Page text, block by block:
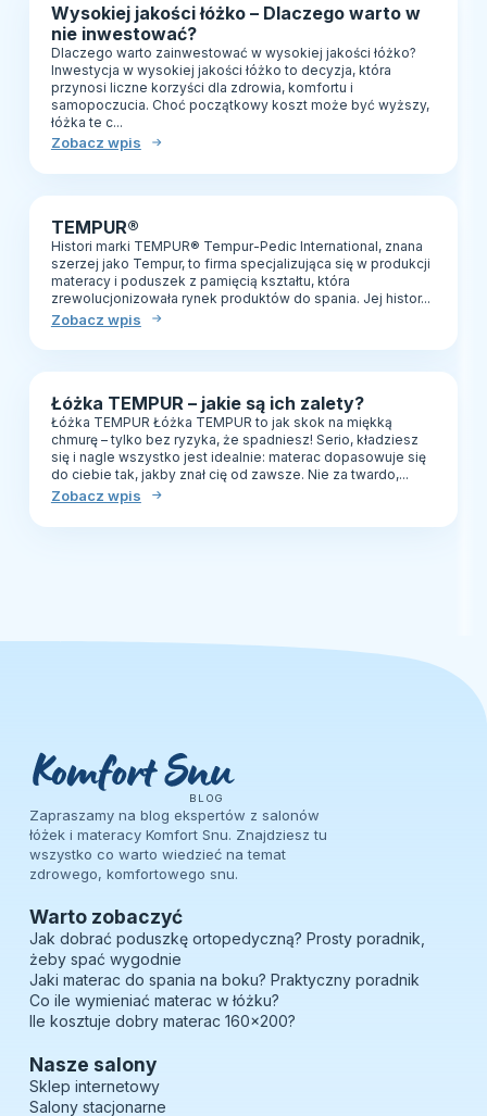
Wysokiej jakości łóżko – Dlaczego warto w
nie inwestować?
Dlaczego warto zainwestować w wysokiej jakości łóżko?
Inwestycja w wysokiej jakości łóżko to decyzja, która
przynosi liczne korzyści dla zdrowia, komfortu i
samopoczucia. Choć początkowy koszt może być wyższy,
łóżka te c...
Zobacz wpis
TEMPUR®
Histori marki TEMPUR® Tempur-Pedic International, znana
szerzej jako Tempur, to firma specjalizująca się w produkcji
materacy i poduszek z pamięcią kształtu, która
zrewolucjonizowała rynek produktów do spania. Jej histor...
Zobacz wpis
Łóżka TEMPUR – jakie są ich zalety?
Łóżka TEMPUR Łóżka TEMPUR to jak skok na miękką
chmurę – tylko bez ryzyka, że spadniesz! Serio, kładziesz
się i nagle wszystko jest idealnie: materac dopasowuje się
do ciebie tak, jakby znał cię od zawsze. Nie za twardo,...
Zobacz wpis
BLOG
Zapraszamy na blog ekspertów z salonów
łóżek i materacy Komfort Snu. Znajdziesz tu
wszystko co warto wiedzieć na temat
zdrowego, komfortowego snu.
Warto zobaczyć
Jak dobrać poduszkę ortopedyczną? Prosty poradnik,
żeby spać wygodnie
Jaki materac do spania na boku? Praktyczny poradnik
Co ile wymieniać materac w łóżku?
Ile kosztuje dobry materac 160×200?
Nasze salony
Sklep internetowy
Salony stacjonarne